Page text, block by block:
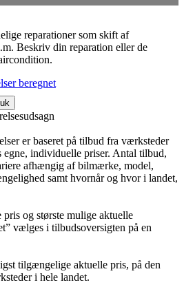
reparationer som skift af
Beskriv din reparation eller de
beregnet
er baseret på tilbud fra værksteder
individuelle priser. Antal tilbud,
afhængig af bilmærke, model,
samt hvornår og hvor i landet,
pris og største mulige aktuelle
vælges i tilbudsoversigten på en
tilgængelige aktuelle pris, på den
i hele landet.